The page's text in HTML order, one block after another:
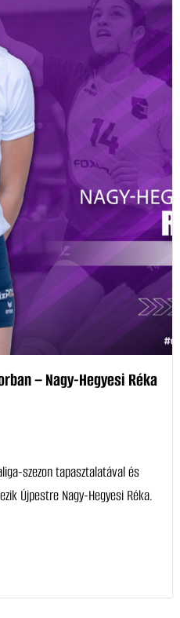
– Nagy-Hegyesi Réka
szezon tapasztalatával és
Újpestre Nagy-Hegyesi Réka.